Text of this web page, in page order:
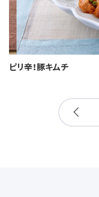
ピリ辛！豚キムチ